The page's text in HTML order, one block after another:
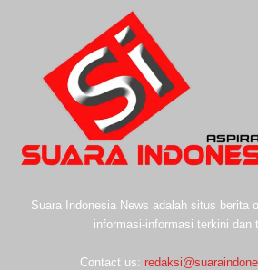
Suara Indonesia News adalah situs berita
informasi-informasi terkini dan
Contact us: